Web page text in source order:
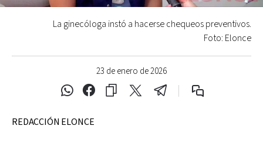
23 de enero de 2026
La ginecóloga instó a hacerse chequeos preventivos.
Foto: Elonce
REDACCIÓN ELONCE